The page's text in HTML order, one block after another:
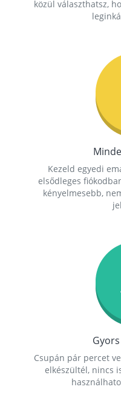
közül választhatsz,
Kezeld egyedi
elsődleges
kényelmesebb,
Csupán pár percet
elkészültél, nincs